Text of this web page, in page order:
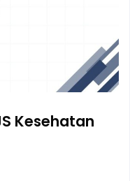
Kesehatan